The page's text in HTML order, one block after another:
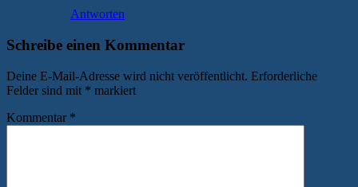
Antworten
Schreibe einen Kommentar
Deine E-Mail-Adresse wird nicht veröffentlicht. Erforderliche
Felder sind mit * markiert
Kommentar *